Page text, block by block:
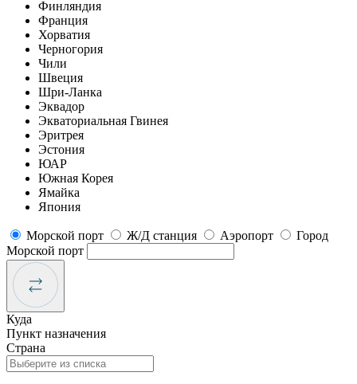
Финляндия
Франция
Хорватия
Черногория
Чили
Швеция
Шри-Ланка
Эквадор
Экваториальная Гвинея
Эритрея
Эстония
ЮАР
Южная Корея
Ямайка
Япония
Морской порт Ж/Д станция Аэропорт
Город
Морской порт
Куда
Пункт назначения
Страна